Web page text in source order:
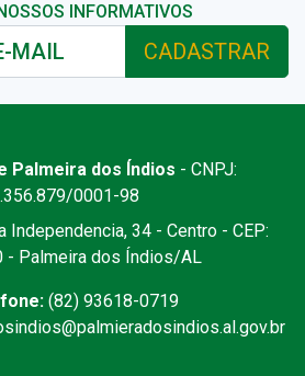
INFORMATIVOS
CADASTRAR
Palmeira dos Índios - CNPJ:
0001-98
Independencia, 34 - Centro - CEP:
- Palmeira dos Índios/AL
(82) 93618-0719